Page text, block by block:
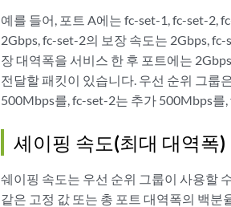
예를 들어, 포트 A에는 fc-set-1, fc-set-2,
2Gbps, fc-set-2의 보장 속도는 2Gbps,
장 대역폭을 서비스 한 후 포트에는
전달할 패킷이 있습니다. 우선 순위 그룹
500Mbps를, fc-set-2는 추가 500Mbps를
셰이핑 속도(최대 대역폭)
쉐이핑 속도는 우선 순위 그룹이 사용할
같은 고정 값 또는 총 포트 대역폭의 백분